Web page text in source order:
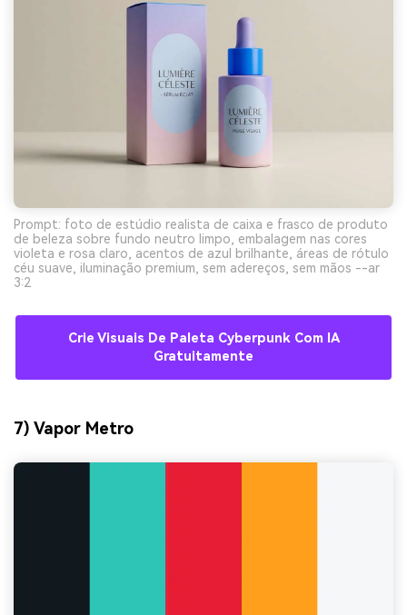
Prompt: foto de estúdio realista de caixa e frasco de produto
de beleza sobre fundo neutro limpo, embalagem nas cores
violeta e rosa claro, acentos de azul brilhante, áreas de rótulo
céu suave, iluminação premium, sem adereços, sem mãos --ar
3:2
Crie Visuais De Paleta Cyberpunk Com IA
Gratuitamente
7) Vapor Metro